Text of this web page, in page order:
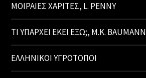
ΜΟΙΡΑΙΕΣ ΧΑΡΙΤΕΣ, L. PENNY
ΤΙ ΥΠΑΡΧΕΙ ΕΚΕΙ ΕΞΩ;, M.K. BAUMANN
ΕΛΛΗΝΙΚΟΙ ΥΓΡΟΤΟΠΟΙ